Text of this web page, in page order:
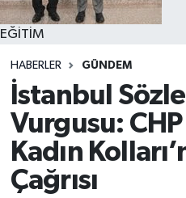
EĞİTİM
HABERLER GÜNDEM
İstanbul
Vurgusu: CHP
Kadın
Çağrısı